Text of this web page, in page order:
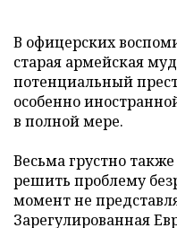
В офицерских
старая армейская
потенциальный
особенно
в полной мере.
Весьма грустно также
решить проблему
момент не
Зарегулированная